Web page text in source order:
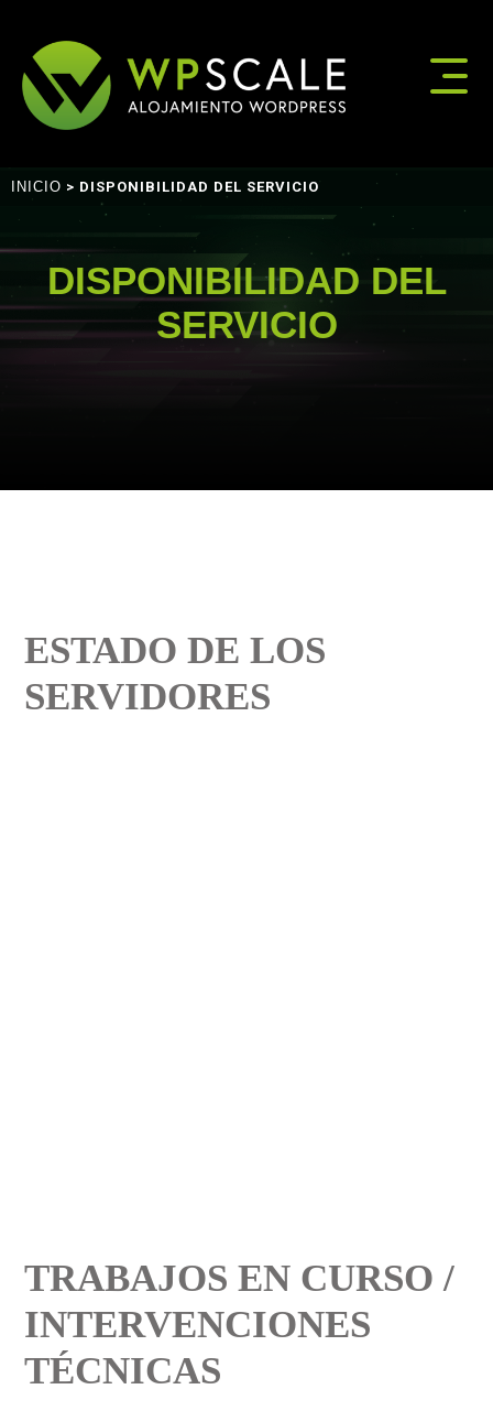
INICIO > DISPONIBILIDAD DEL SERVICIO
DISPONIBILIDAD DEL
SERVICIO
ESTADO DE LOS
SERVIDORES
TRABAJOS EN CURSO /
INTERVENCIONES
TÉCNICAS